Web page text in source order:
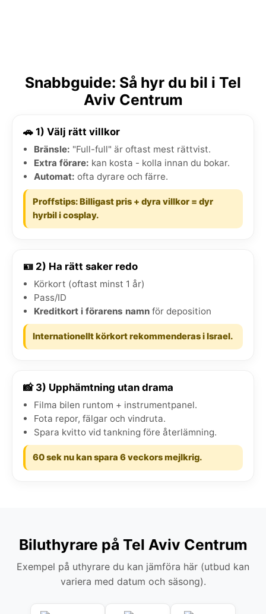
Snabbguide: Så hyr du bil i Tel
Aviv Centrum
🚗 1) Välj rätt villkor
Bränsle: "Full-full" är oftast mest rättvist.
Extra förare: kan kosta - kolla innan du bokar.
Automat: ofta dyrare och färre.
Proffstips: Billigast pris + dyra villkor = dyr
hyrbil i cosplay.
🪪 2) Ha rätt saker redo
Körkort (oftast minst 1 år)
Pass/ID
Kreditkort i förarens namn för deposition
Internationellt körkort rekommenderas i Israel.
📸 3) Upphämtning utan drama
Filma bilen runtom + instrumentpanel.
Fota repor, fälgar och vindruta.
Spara kvitto vid tankning före återlämning.
60 sek nu kan spara 6 veckors mejlkrig.
Biluthyrare på Tel Aviv Centrum
Exempel på uthyrare du kan jämföra här (utbud kan
variera med datum och säsong).